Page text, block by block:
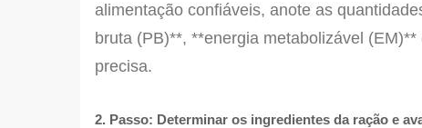
alimentação confiáveis, anote as
bruta (PB)**, **energia metabolizável
precisa.
2. Passo: Determinar os ingredientes da ração e